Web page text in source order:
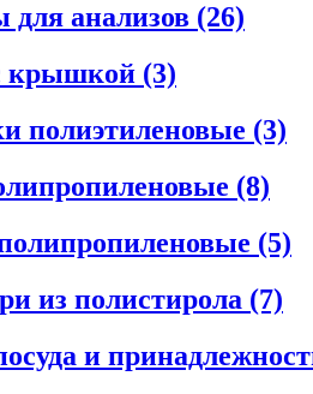
для анализов (26)
крышкой (3)
полиэтиленовые (3)
(8)
(5)
из полистирола (7)
и